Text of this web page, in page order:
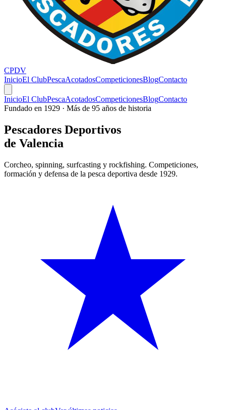
CPDV
InicioEl ClubPescaAcotadosCompeticionesBlogContacto
InicioEl ClubPescaAcotadosCompeticionesBlogContacto
Fundado en 1929 · Más de 95 años de historia
Pescadores Deportivos
de Valencia
Corcheo, spinning, surfcasting y rockfishing. Competiciones,
formación y defensa de la pesca deportiva desde 1929.